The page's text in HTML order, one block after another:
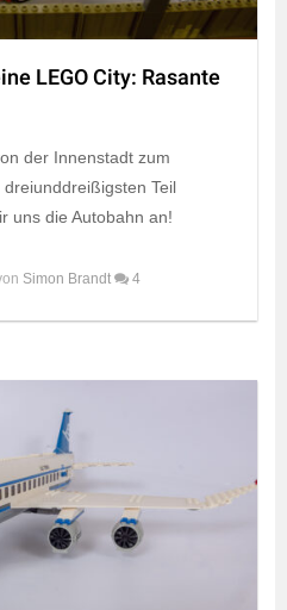
LEGO City: Rasante
der Innenstadt zum
Teil
uns die Autobahn an!
Simon Brandt 4